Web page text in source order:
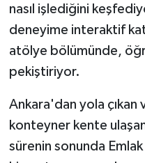
nasıl işlediğini
deneyime interaktif
atölye bölümünde,
pekiştiriyor.
Ankara'dan yola
konteyner kente
sürenin sonunda